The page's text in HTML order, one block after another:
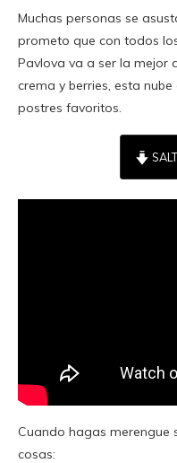
Muchas personas se
prometo que con todos
Pavlova va a ser la mejor
crema y berries, esta
postres favoritos.
Cuando hagas merengue
cosas: